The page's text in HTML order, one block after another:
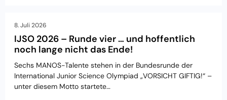
8. Juli 2026
IJSO 2026 – Runde vier … und hoffentlich
noch lange nicht das Ende!
Sechs MANOS-Talente stehen in der Bundesrunde der
International Junior Science Olympiad „VORSICHT GIFTIG!“ –
unter diesem Motto startete…